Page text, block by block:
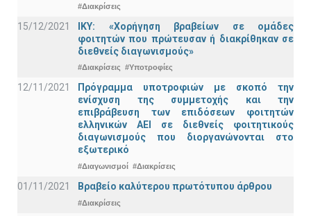
#Διακρίσεις
15/12/2021
IKY: «Χορήγηση βραβείων σε ομάδες
φοιτητών που πρώτευσαν ή διακρίθηκαν σε
διεθνείς διαγωνισμούς»
#Διακρίσεις #Υποτροφίες
12/11/2021
Πρόγραμμα υποτροφιών με σκοπό την
ενίσχυση της συμμετοχής και την
επιβράβευση των επιδόσεων φοιτητών
ελληνικών ΑΕΙ σε διεθνείς φοιτητικούς
διαγωνισμούς που διοργανώνονται στο
εξωτερικό
#Διαγωνισμοί #Διακρίσεις
01/11/2021 Bραβείο καλύτερου πρωτότυπου άρθρου
#Διακρίσεις